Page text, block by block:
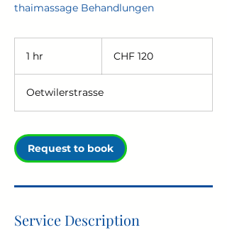
thaimassage Behandlungen
1 hr
francsCHF 120
Oetwilerstrasse
Request to book
Service Description